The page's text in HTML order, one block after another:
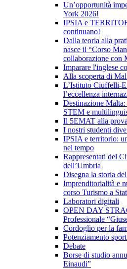
Un’opportunità
York 2026!
IPSIA e
continuano!
Dalla teoria alla
nasce il “Corso
collaborazione con
Imparare l'inglese
Alla scoperta di
L’Istituto Ciuffelli-
l’eccellenza
Destinazione
STEM e
Il 5EMAT alla
I nostri studenti
IPSIA e territorio:
nel tempo
Rappresentati del
dell’Umbria
Disegna la storia
Imprenditorialità e
corso Turismo a
Laboratori digitali
OPEN DAY
Professionale
Cordoglio per la
Potenziamento
Debate
Borse di studio
Einaudi”